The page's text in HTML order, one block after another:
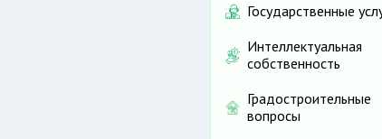
Государственные
Интеллектуальная
собственность
Градостроительные
вопросы